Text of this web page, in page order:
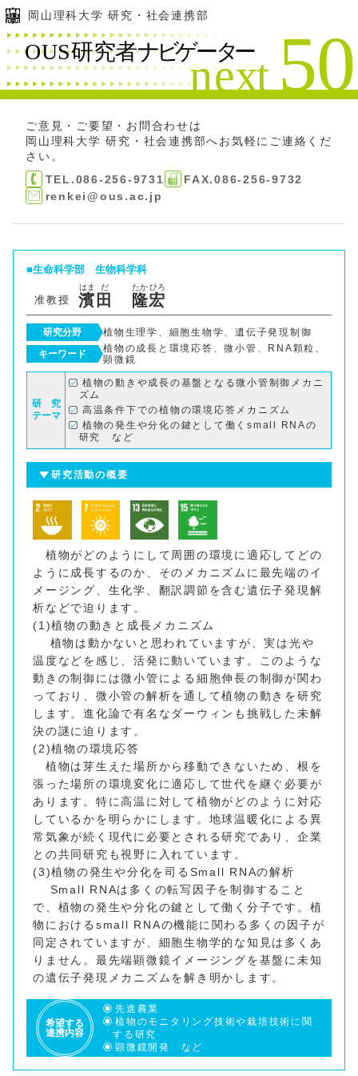
岡山理科大学 研究・社会連携部
ご意見・ご要望・お問合わせは
岡山理科大学 研究・社会連携部へお気軽にご連絡くだ
さい。
TEL.086-256-9731
FAX.086-256-9732
renkei@ous.ac.jp
生命科学部 生物科学科
准教授 濱
はま
田
だ
隆
たか
宏
ひろ
研究分野
植物生理学、細胞生物学、遺伝子発現制御
キーワード
植物の成長と環境応答、微小管、RNA顆粒、
顕微鏡
研 究
テーマ
植物の動きや成長の基盤となる微小管制御メカニ
ズム
高温条件下での植物の環境応答メカニズム
植物の発生や分化の鍵として働くsmall RNAの
研究 など
研究活動の概要
植物がどのようにして周囲の環境に適応してどの
ように成長するのか、そのメカニズムに最先端のイ
メージング、生化学、翻訳調節を含む遺伝子発現解
析などで迫ります。
(1)植物の動きと成長メカニズム
植物は動かないと思われていますが、実は光や
温度などを感じ、活発に動いています。このような
動きの制御には微小管による細胞伸長の制御が関わ
っており、微小管の解析を通して植物の動きを研究
します。進化論で有名なダーウィンも挑戦した未解
決の謎に迫ります。
(2)植物の環境応答
植物は芽生えた場所から移動できないため、根を
張った場所の環境変化に適応して世代を継ぐ必要が
あります。特に高温に対して植物がどのように対応
しているかを明らかにします。地球温暖化による異
常気象が続く現代に必要とされる研究であり、企業
との共同研究も視野に入れています。
(3)植物の発生や分化を司るSmall RNAの解析
Small RNAは多くの転写因子を制御すること
で、植物の発生や分化の鍵として働く分子です。植
物におけるsmall RNAの機能に関わる多くの因子が
同定されていますが、細胞生物学的な知見は多くあ
りません。最先端顕微鏡イメージングを基盤に未知
の遺伝子発現メカニズムを解き明かします。
希望する
連携内容
先進農業
植物のモニタリング技術や栽培技術に関
する研究
顕微鏡開発 など